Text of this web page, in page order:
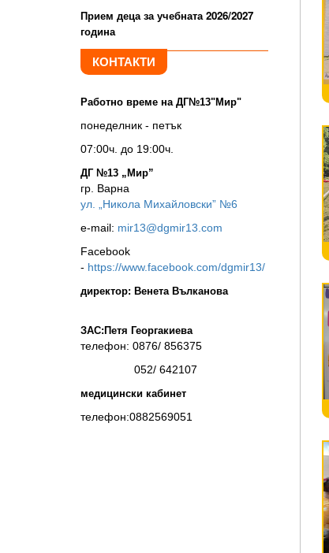
Прием деца за учебната 2026/2027
година
КОНТАКТИ
Работно време на ДГ№13"Мир"
понеделник - петък
07:00ч. до 19:00ч.
ДГ №13 „Мир”
гр. Варна
ул. „Никола Михайловски” №6
e-mail: mir13@dgmir13.com
Facebook
- https://www.facebook.com/dgmir13/
директор: Венета Вълканова
ЗАС:Петя Георгакиева
телефон: 0876/ 856375
052/ 642107
медицински кабинет
телефон:0882569051